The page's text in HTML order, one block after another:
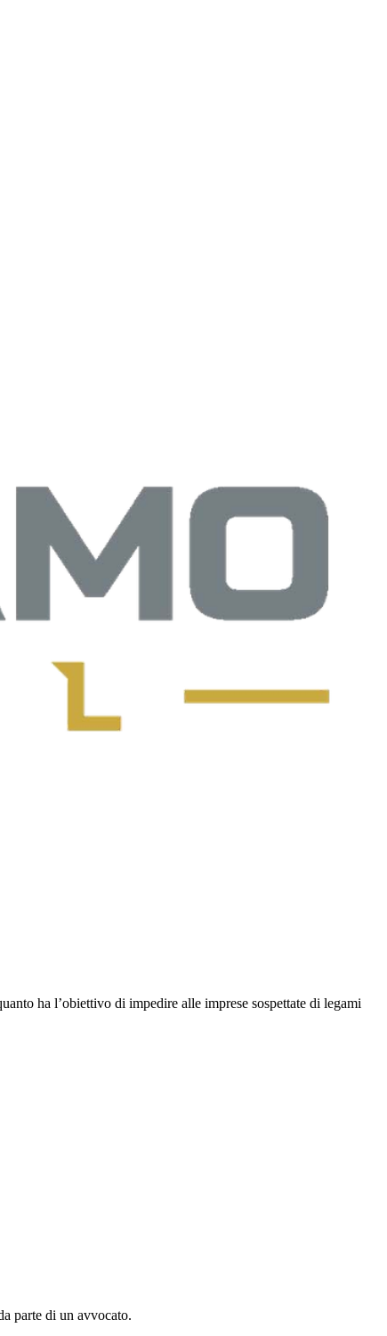
ha l’obiettivo di impedire alle imprese sospettate di legami
parte di un avvocato.